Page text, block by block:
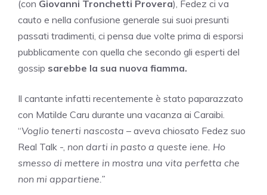
(con Giovanni Tronchetti Provera), Fedez ci va
cauto e nella confusione generale sui suoi presunti
passati tradimenti, ci pensa due volte prima di esporsi
pubblicamente con quella che secondo gli esperti del
gossip sarebbe la sua nuova fiamma.
Il cantante infatti recentemente è stato paparazzato
con Matilde Caru durante una vacanza ai Caraibi.
“Voglio tenerti nascosta – aveva chiosato Fedez suo
Real Talk -, non darti in pasto a queste iene. Ho
smesso di mettere in mostra una vita perfetta che
non mi appartiene.”